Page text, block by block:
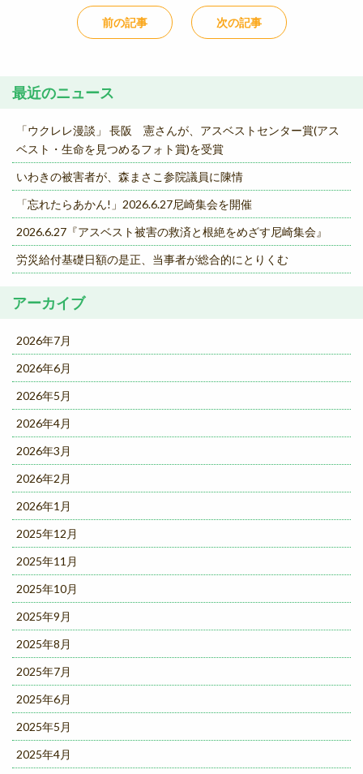
前の記事 次の記事
最近のニュース
「ウクレレ漫談」 長阪 憲さんが、アスベストセンター賞(アス
ベスト・生命を見つめるフォト賞)を受賞
いわきの被害者が、森まさこ参院議員に陳情
「忘れたらあかん!」2026.6.27尼崎集会を開催
2026.6.27『アスベスト被害の救済と根絶をめざす尼崎集会』
労災給付基礎日額の是正、当事者が総合的にとりくむ
アーカイブ
2026年7月
2026年6月
2026年5月
2026年4月
2026年3月
2026年2月
2026年1月
2025年12月
2025年11月
2025年10月
2025年9月
2025年8月
2025年7月
2025年6月
2025年5月
2025年4月